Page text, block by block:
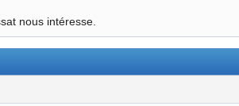
nous intéresse.